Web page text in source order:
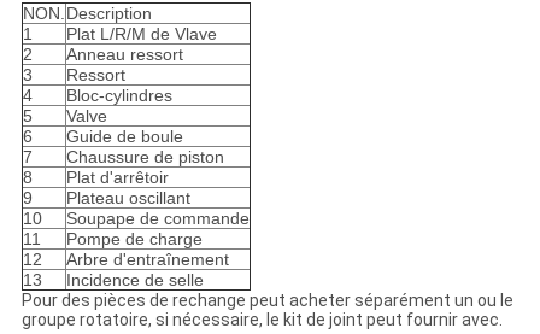
NON.Description
1
Plat L/R/M de Vlave
2
Anneau ressort
3
Ressort
4
Bloc-cylindres
5
Valve
6
Guide de boule
7
Chaussure de piston
8
Plat d'arrêtoir
9
Plateau oscillant
10
Soupape de commande
11
Pompe de charge
12
Arbre d'entraînement
13
Incidence de selle
Pour des pièces de rechange peut acheter séparément un ou le
groupe rotatoire, si nécessaire, le kit de joint peut fournir avec.